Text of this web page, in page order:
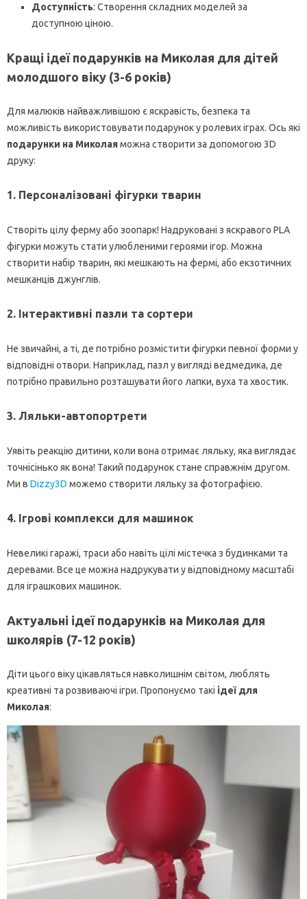
Доступність: Створення складних моделей за
доступною ціною.
Кращі ідеї подарунків на Миколая для дітей
молодшого віку (3-6 років)
Для малюків найважливішою є яскравість, безпека та
можливість використовувати подарунок у ролевих іграх. Ось які
подарунки на Миколаяможна створити за допомогою 3D
друку:
1. Персоналізовані фігурки тварин
Створіть цілу ферму або зоопарк! Надруковані з яскравого PLA
фігурки можуть стати улюбленими героями ігор. Можна
створити набір тварин, які мешкають на фермі, або екзотичних
мешканців джунглів.
2. Інтерактивні пазли та сортери
Не звичайні, а ті, де потрібно розмістити фігурки певної форми у
відповідні отвори. Наприклад, пазл у вигляді ведмедика, де
потрібно правильно розташувати його лапки, вуха та хвостик.
3. Ляльки-автопортрети
Уявіть реакцію дитини, коли вона отримає ляльку, яка виглядає
точнісінько як вона! Такий подарунок стане справжнім другом.
Ми в Dizzy3D можемо створити ляльку за фотографією.
4. Ігрові комплекси для машинок
Невеликі гаражі, траси або навіть цілі містечка з будинками та
деревами. Все це можна надрукувати у відповідному масштабі
для іграшкових машинок.
Актуальні ідеї подарунків на Миколая для
школярів (7-12 років)
Діти цього віку цікавляться навколишнім світом, люблять
креативні та розвиваючі ігри. Пропонуємо такі ідеї для
Миколая: